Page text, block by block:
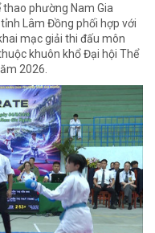
phường Nam Gia
Lâm Đồng phối hợp với
mạc giải thi đấu môn
khuôn khổ Đại hội Thể
2026.